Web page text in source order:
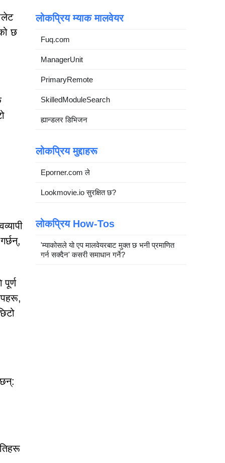
छ
लोकप्रिय म्याक मालवेयर
Fuq.com
ManagerUnit
PrimaryRemote
SkilledModuleSearch
ह्यान्डलर डिभिजन
लोकप्रिय मुद्दाहरू
Eporner.com ले
Lookmovie.io सुरक्षित छ?
लोकप्रिय How-Tos
'म्याकोसले यो एप मालवेयरबाट मुक्त छ भनी प्रमाणित
गर्न सक्दैन' कसरी समाधान गर्ने?